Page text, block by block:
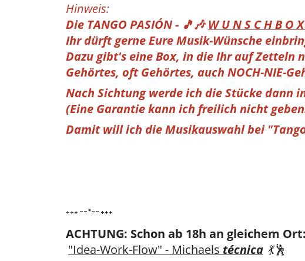
Hinweis:
Die TANGO PASIÓN - 🎵🎶W U N S C H B O
Ihr dürft gerne Eure Musik-Wünsche
Dazu gibt's eine Box, in die Ihr auf
Gehörtes, oft Gehörtes, auch NOCH-NIE-
Nach Sichtung werde ich die Stücke dann
(Eine Garantie kann ich freilich nicht
Damit will ich die Musikauswahl bei
+++ ~~*~~ +++
ACHTUNG: Schon ab 18h an gleichem Ort:
"Idea-Work-Flow" - Michaels técnica 💃🕺